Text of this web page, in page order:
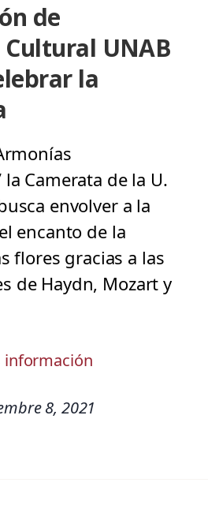
de
Cultural UNAB
la
Camerata de la U.
envolver a la
encanto de la
flores gracias a las
de Haydn, Mozart y
información
8, 2021